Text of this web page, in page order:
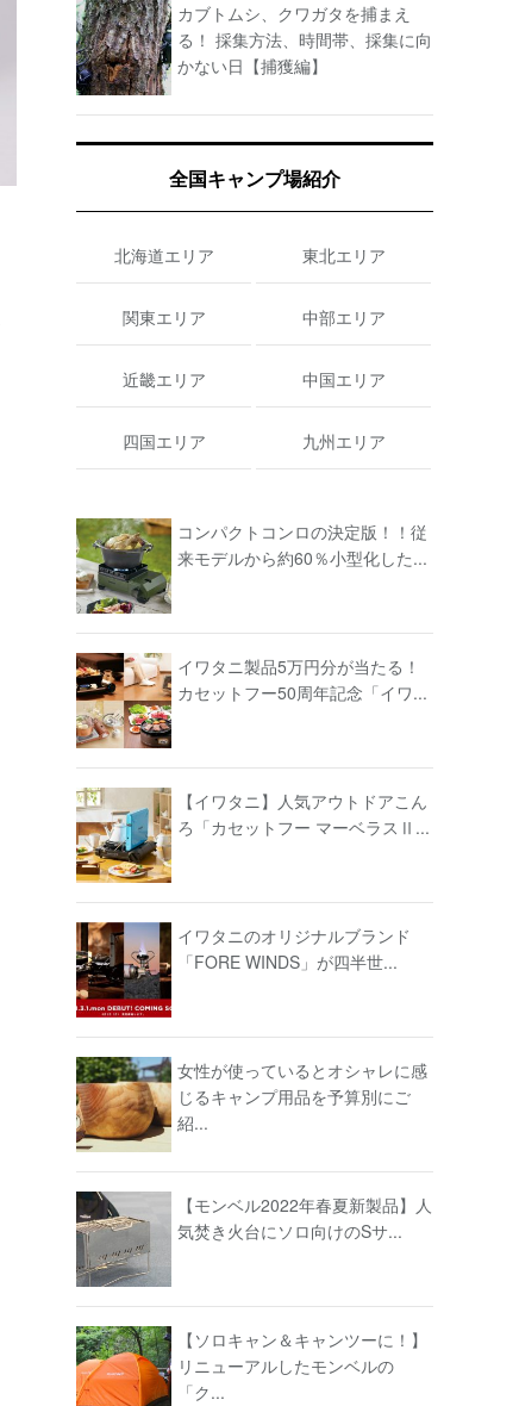
カブトムシ、クワガタを捕まえ
る！ 採集方法、時間帯、採集に向
かない日【捕獲編】
全国キャンプ場紹介
北海道エリア 東北エリア
関東エリア 中部エリア
近畿エリア 中国エリア
四国エリア 九州エリア
コンパクトコンロの決定版！！従
来モデルから約60％小型化した...
イワタニ製品5万円分が当たる！
カセットフー50周年記念「イワ...
【イワタニ】人気アウトドアこん
ろ「カセットフー マーベラスⅡ...
イワタニのオリジナルブランド
「FORE WINDS」が四半世...
女性が使っているとオシャレに感
じるキャンプ用品を予算別にご
紹...
【モンベル2022年春夏新製品】人
気焚き火台にソロ向けのSサ...
【ソロキャン＆キャンツーに！】
リニューアルしたモンベルの
「ク...